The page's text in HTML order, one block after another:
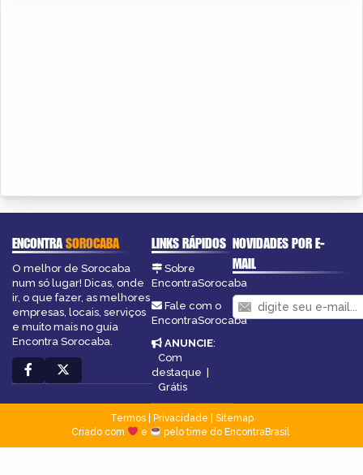
ENCONTRASOROCABA
O melhor de Sorocaba
num só lugar! Dicas, onde
ir, o que fazer, as melhores
empresas, locais, serviços
e muito mais no guia
Encontra Sorocaba.
LINKS RÁPIDOS
Sobre
EncontraSorocaba
Fale com o
EncontraSorocaba
ANUNCIE:
Com
destaque |
Grátis
NOVIDADES POR E-
MAIL
Termos| Privacidade
Sitemap
Criado com
e pelo time do EncontraBrasil